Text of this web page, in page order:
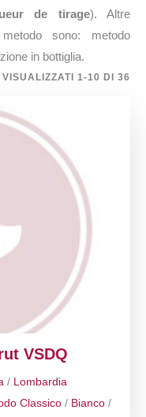
de tirage). Altre
sono: metodo
in bottiglia.
VISUALIZZATI 1-10 DI 36
VSDQ
/ Lombardia
Classico / Bianco /